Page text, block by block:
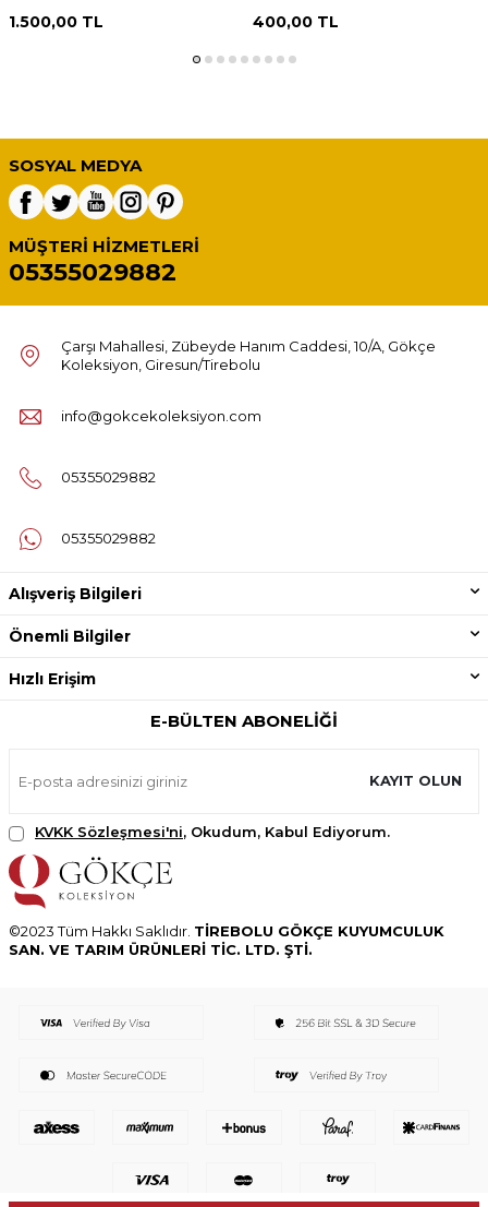
1.500,00 TL 400,00TL
SOSYAL MEDYA
MÜŞTERI HIZMETLERI
05355029882
Çarşı Mahallesi, Zübeyde Hanım Caddesi, 10/A, Gökçe
Koleksiyon, Giresun/Tirebolu
info@gokcekoleksiyon.com
05355029882
05355029882
Alışveriş Bilgileri
Önemli Bilgiler
Hızlı Erişim
E-BÜLTEN ABONELIĞI
KAYIT OLUN
KVKK Sözleşmesi'ni, Okudum, Kabul Ediyorum.
©2023 Tüm Hakkı Saklıdır. TİREBOLU GÖKÇE KUYUMCULUK
SAN. VE TARIM ÜRÜNLERİ TİC. LTD. ŞTİ.